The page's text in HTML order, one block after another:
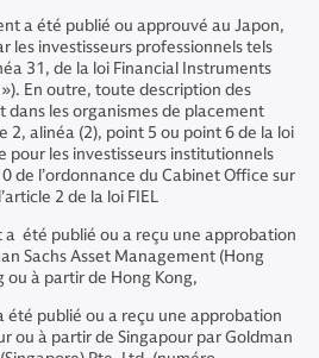
a été publié ou approuvé au Japon,
les investisseurs professionnels tels
31, de la loi Financial Instruments
En outre, toute description des
dans les organismes de placement
2, alinéa (2), point 5 ou point 6 de la loi
pour les investisseurs institutionnels
de l’ordonnance du Cabinet Office sur
2 de la loi FIEL
a été publié ou a reçu une approbation
Sachs Asset Management (Hong
ou à partir de Hong Kong,
été publié ou a reçu une approbation
ou à partir de Singapour par Goldman